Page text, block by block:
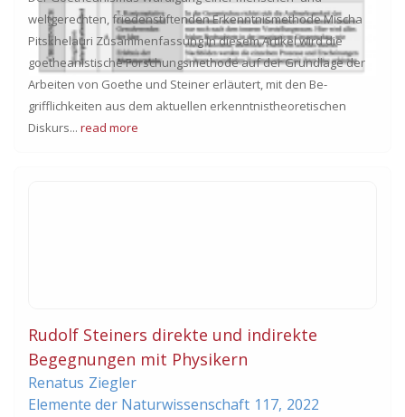
weltgerechten, friedenstiftenden Erkenntnismethode Mischa
Pitskhelauri Zusammenfassung In diesem Artikel wird die
goetheanistische Forschungsmethode auf der Grundlage der
Arbeiten von Goethe und Steiner erläutert, mit den Be-
grifflichkeiten aus dem aktuellen erkenntnistheoretischen
Diskurs... read more
Rudolf Steiners direkte und indirekte
Begegnungen mit Physikern
Renatus Ziegler
Elemente der Naturwissenschaft 117, 2022